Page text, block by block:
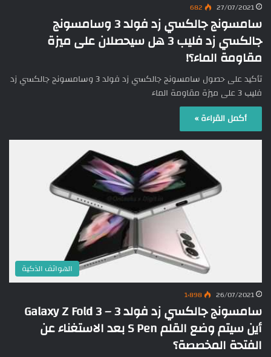
27/07/2021
682
سامسونج جالكسي زد فولد 3 وسامسونج
جالكسي زد فليب 3 هل سيحصلان على ميزة
مقاومة الماء؟!
تأكيد على حصول سامسونج جالكسي زد فولد 3 وسامسونج جالكسي زد
فليب 3 على ميزة مقاومة الماء
أكمل القراءة »
الهواتف الذكية
26/07/2021 1٬898
سامسونج جالكسي زد فولد 3 – Galaxy Z Fold 3
أين سيتم وضع القلم S Pen بعد الاستغناء عن
الفتحة المخصصة؟